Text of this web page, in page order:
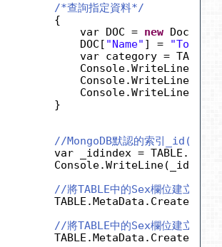
/*查詢指定資料*/
{
var DOC = new
DOC[ "Name" ] = "Tom"
var category =
}
//MongoDB默認的索引_id(類似
var _idindex =
//將TABLE中的Sex欄位建立成
//將TABLE中的Sex欄位建立成為